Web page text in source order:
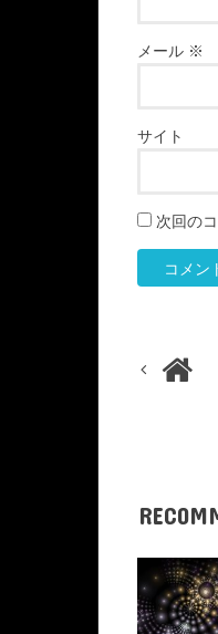
メール ※
サイト
次回の